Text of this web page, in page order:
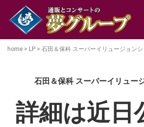
home > LP > 石田＆保科 スーパーイリュージョンシ
石田＆保科 スーパーイリュー
詳細は近日